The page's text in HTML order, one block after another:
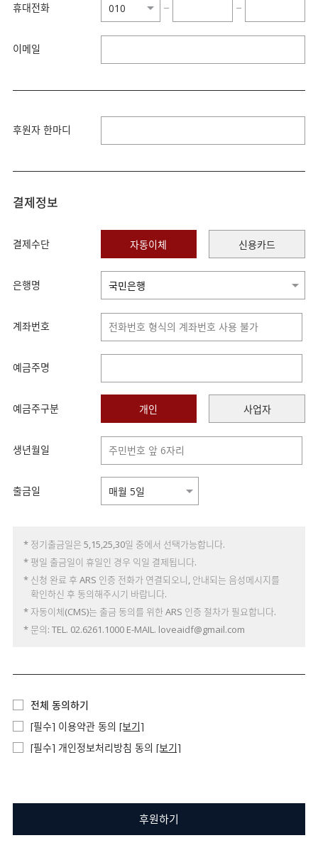
휴대전화 − −
이메일
후원자 한마디
결제정보
결제수단 자동이체 신용카드
은행명
계좌번호
예금주명
예금주구분 개인 사업자
생년월일
출금일
* 정기출금일은 5,15,25,30일 중에서 선택가능합니다.
* 평일 출금일이 휴일인 경우 익일 결제됩니다.
* 신청 완료 후 ARS 인증 전화가 연결되오니, 안내되는 음성메시지를
확인하신 후 동의해주시기 바랍니다.
* 자동이체(CMS)는 출금 동의를 위한 ARS 인증 절차가 필요합니다.
* 문의: TEL. 02.6261.1000 E-MAIL. loveaidf@gmail.com
전체 동의하기
[필수] 이용약관 동의 [보기]
[필수] 개인정보처리방침 동의 [보기]
후원하기